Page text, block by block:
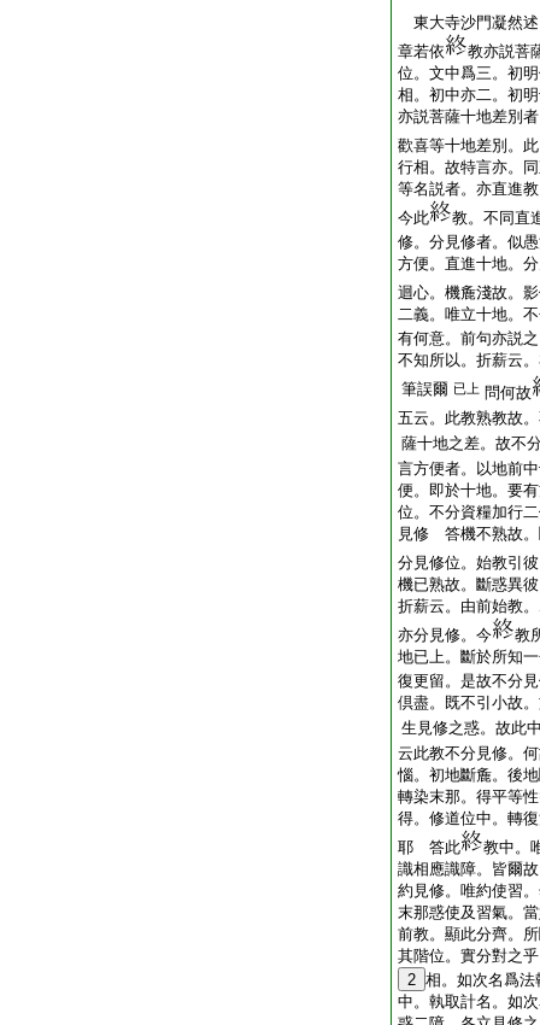
東大寺沙門凝然
章若依
教亦説菩
位。文中爲三。初
相。初中亦二。初
亦説菩薩十地差別
歡喜等十地差別。此
行相。故特言亦。
等名説者。亦直進
今此
教。不同直
修。分見修者。似
方便。直進十地。
迴心。機麁淺故。
二義。唯立十地。
有何意。前句亦説
不知所以。折薪云
筆誤爾 已上 問何故
五云。此教熟教故
薩十地之差。故不
言方便者。以地前
便。即於十地。要
位。不分資糧加行
見修 答機不熟故。
分見修位。始教引
機已熟故。斷惑異
折薪云。由前始教
亦分見修。今
教
地已上。斷於所知
復更留。是故不分
倶盡。既不引小故
生見修之惑。故此
云此教不分見修。
惱。初地斷麁。後
轉染末那。得平等
得。修道位中。轉
耶 答此
教中。
識相應識障。皆爾
約見修。唯約使習
末那惑使及習氣。
前教。顯此分齊。
其階位。實分對之
2 相。如次名爲
中。執取計名。如